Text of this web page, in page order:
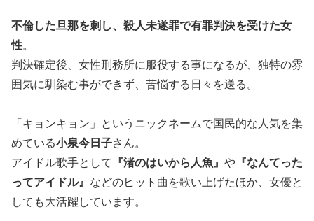
不倫した旦那を刺し、殺人未遂罪で有罪判決を受けた女
性。
判決確定後、女性刑務所に服役する事になるが、独特の雰
囲気に馴染む事ができず、苦悩する日々を送る。
「キョンキョン」というニックネームで国民的な人気を集
めている小泉今日子さん。
アイドル歌手として
『渚のはいから人魚』 や 『なんてった
ってアイドル』 などのヒット曲を歌い上げたほか、女優と
しても大活躍しています。